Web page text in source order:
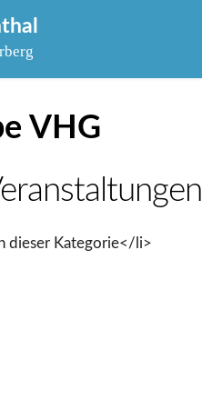
VHG
dieser Kategorie</li>